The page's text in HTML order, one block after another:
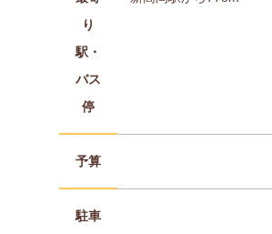
り
駅・
バス
停
予算
駐車